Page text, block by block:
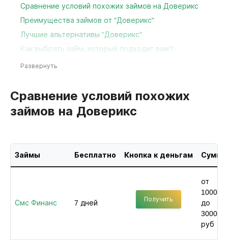
Сравнение условий похожих займов на Доверикс
Преимущества займов от "Доверикс"
Лучшие альтернативы "Доверикс"
Как выбрать займ, который подходит вам?
Развернуть
Сравнение условий похожих
займов на Доверикс
Займы Бесплатно Кнопка к деньгам Сумма
Смс Финанс 7 дней Получить
от
1000
до
30000
руб